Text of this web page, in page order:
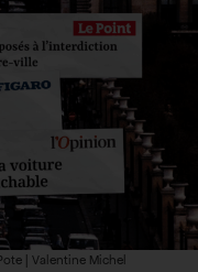
| Valentine Michel